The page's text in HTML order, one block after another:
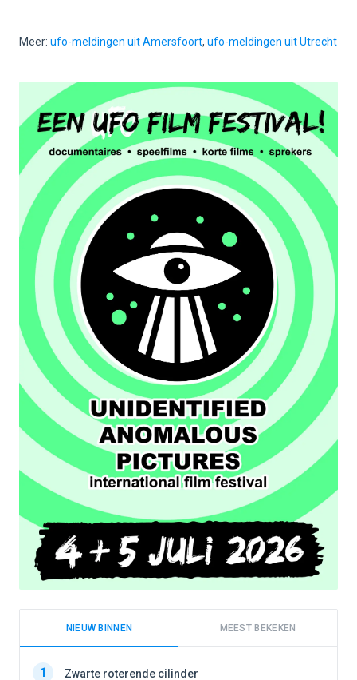
Meer: ufo-meldingen uit Amersfoort, ufo-meldingen uit Utrecht
NIEUW BINNEN MEEST BEKEKEN
1
Zwarte roterende cilinder